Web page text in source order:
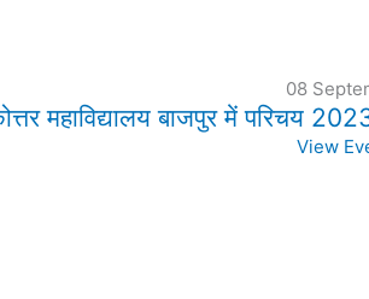
08
महाविद्यालय बाजपुर में परिचय
View